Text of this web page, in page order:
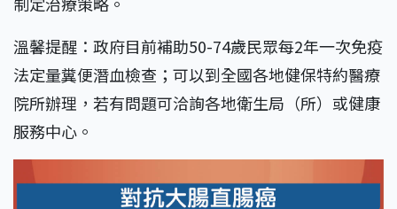
溫馨提醒：政府目前補助50-74歲民眾每2年一次免疫
法定量糞便潛血檢查；可以到全國各地健保特約醫療
院所辦理，若有問題可洽詢各地衛生局（所）或健康
服務中心。